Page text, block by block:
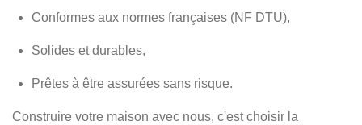
Conformes aux normes françaises (NF DTU),
Solides et durables,
Prêtes à être assurées sans risque.
Construire votre maison avec nous, c'est choisir la